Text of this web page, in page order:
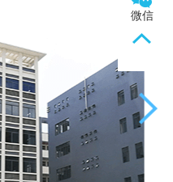
微信